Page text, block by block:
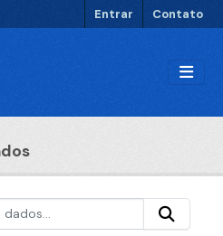
Entrar Contato